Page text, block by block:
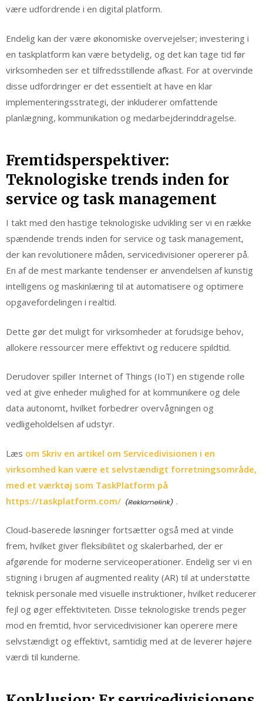
være udfordrende i en digital platform.
Endelig kan der være økonomiske overvejelser; investering i
en taskplatform kan være betydelig, og det kan tage tid før
virksomheden ser et tilfredsstillende afkast. For at overvinde
disse udfordringer er det essentielt at have en klar
implementeringsstrategi, der inkluderer omfattende
planlægning, kommunikation og medarbejderinddragelse.
Fremtidsperspektiver:
Teknologiske trends inden for
service og task management
I takt med den hastige teknologiske udvikling ser vi en række
spændende trends inden for service og task management,
der kan revolutionere måden, servicedivisioner opererer på.
En af de mest markante tendenser er anvendelsen af kunstig
intelligens og maskinlæring til at automatisere og optimere
opgavefordelingen i realtid.
Dette gør det muligt for virksomheder at forudsige behov,
allokere ressourcer mere effektivt og reducere spildtid.
Derudover spiller Internet of Things (IoT) en stigende rolle
ved at give enheder mulighed for at kommunikere og dele
data autonomt, hvilket forbedrer overvågningen og
vedligeholdelsen af udstyr.
Læs om Skriv en artikel om Servicedivisionen i en
virksomhed kan være et selvstændigt forretningsområde,
med et værktøj som TaskPlatform på
https://taskplatform.com/
.
Cloud-baserede løsninger fortsætter også med at vinde
frem, hvilket giver fleksibilitet og skalerbarhed, der er
afgørende for moderne serviceoperationer. Endelig ser vi en
stigning i brugen af augmented reality (AR) til at understøtte
teknisk personale med visuelle instruktioner, hvilket reducerer
fejl og øger effektiviteten. Disse teknologiske trends peger
mod en fremtid, hvor servicedivisioner kan operere mere
selvstændigt og effektivt, samtidig med at de leverer højere
værdi til kunderne.